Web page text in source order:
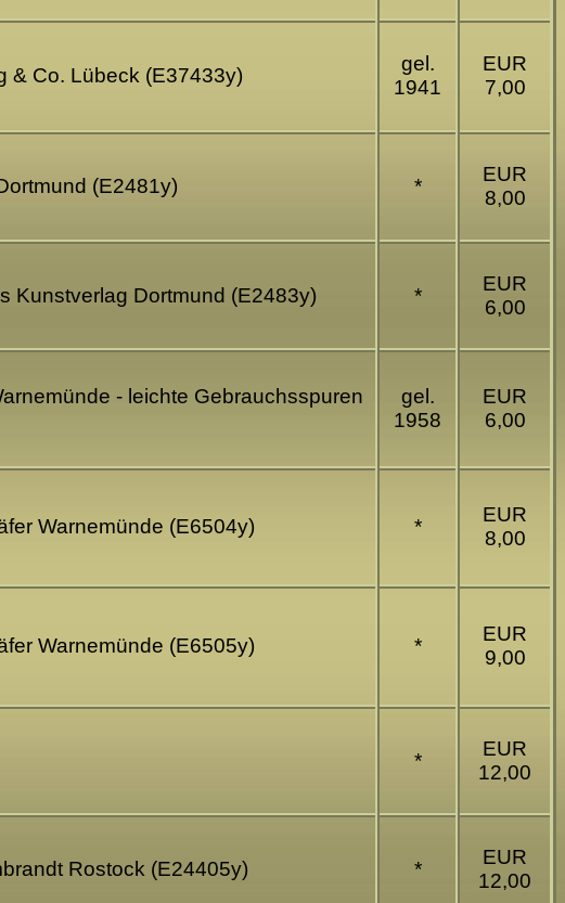
& Co. Lübeck (E37433y)
gel.
1941
EUR
7,00
(E2481y) *
EUR
8,00
Kunstverlag Dortmund (E2483y) *
EUR
6,00
- leichte Gebrauchsspuren
gel.
1958
EUR
6,00
Warnemünde (E6504y) *
EUR
8,00
Warnemünde (E6505y) *
EUR
9,00
*
EUR
12,00
Rostock (E24405y) *
EUR
12,00